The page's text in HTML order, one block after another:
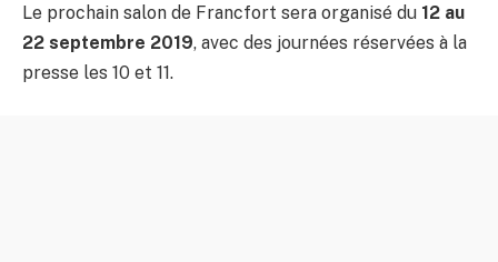
Le prochain salon de Francfort sera organisé du 12 au
22 septembre 2019, avec des journées réservées à la
presse les 10 et 11.